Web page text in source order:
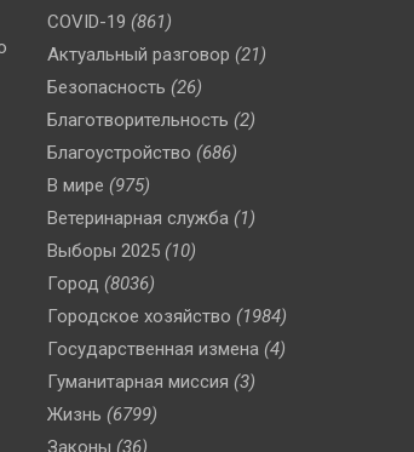
COVID-19 (861)
Актуальный разговор (21)
Безопасность (26)
Благотворительность (2)
Благоустройство (686)
В мире (975)
Ветеринарная служба (1)
Выборы 2025 (10)
Город (8036)
Городское хозяйство (1984)
Государственная измена (4)
Гуманитарная миссия (3)
Жизнь (6799)
Законы (36)